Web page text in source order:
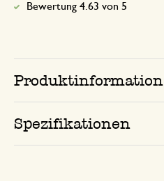
Bewertung 4.63 von 5
Produktinformation
Spezifikationen